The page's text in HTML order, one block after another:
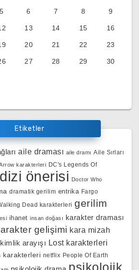
5 6 7 8 9
13 14 15 16
20 21 22 23
27 28 29 30
Etiketler
aile draması aile dramı Aile Sırları
karakterleri DC's Legends Of
dizi önerisi Doctor Who
dramatik gerilim entrika Fargo
Dead karakterleri gerilim
ihanet insan doğası karakter draması
gelişimi kara mizah
kimlik arayışı Lost karakterleri
karakterleri netflix People Of Earth
psikolojik